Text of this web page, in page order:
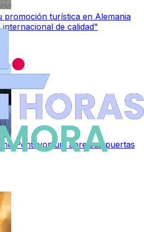
promoción turística en Alemania
de calidad"
Pentavonium abre sus puertas